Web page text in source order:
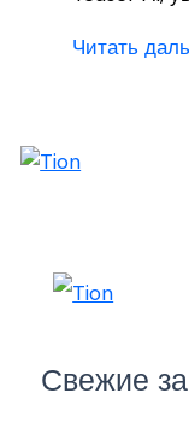
Читать
Свежие